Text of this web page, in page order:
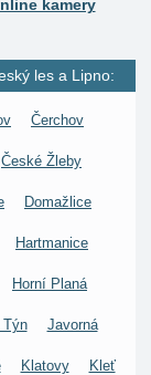
kamery
les a Lipno:
Čerchov
České Žleby
Domažlice
Hartmanice
Horní Planá
Týn Javorná
Klatovy Kleť